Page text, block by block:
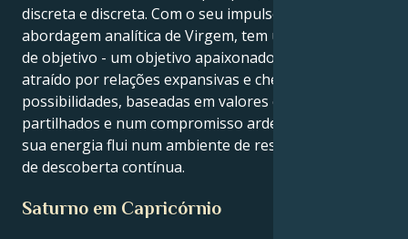
discreta e discreta. Com o seu impulso canceriano e a
abordagem analítica de Virgem, tem um forte sentido
de objetivo - um objetivo apaixonado. Sente-se
atraído por relações expansivas e cheias de
possibilidades, baseadas em valores espirituais
partilhados e num compromisso ardente. Assim, a
sua energia flui num ambiente de respeito mútuo e
de descoberta contínua.
Saturno em Capricórnio